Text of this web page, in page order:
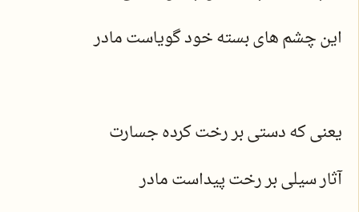
این چشم های بسته خود گویاست مادر
یعنی که دستی بر رخت کرده جسارت
آثار سیلی بر رخت پیداست مادر